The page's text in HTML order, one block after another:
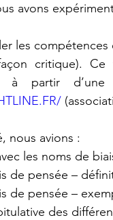
avons
les
critique).
nous avions :
les noms de
de pensée –
de pensée –
des